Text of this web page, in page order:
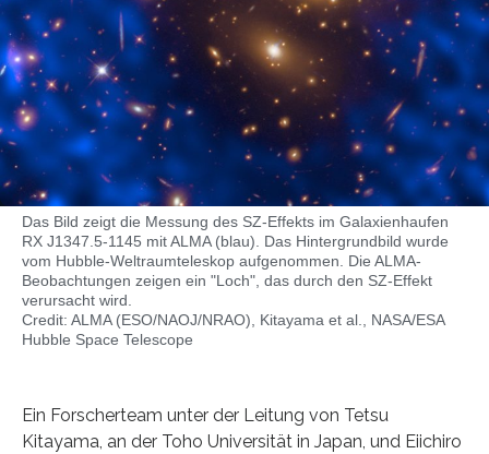
Das Bild zeigt die Messung des SZ-Effekts im Galaxienhaufen
RX J1347.5-1145 mit ALMA (blau). Das Hintergrundbild wurde
vom Hubble-Weltraumteleskop aufgenommen. Die ALMA-
Beobachtungen zeigen ein "Loch", das durch den SZ-Effekt
verursacht wird.
Credit: ALMA (ESO/NAOJ/NRAO), Kitayama et al., NASA/ESA
Hubble Space Telescope
Ein Forscherteam unter der Leitung von Tetsu
Kitayama, an der Toho Universität in Japan, und Eiichiro